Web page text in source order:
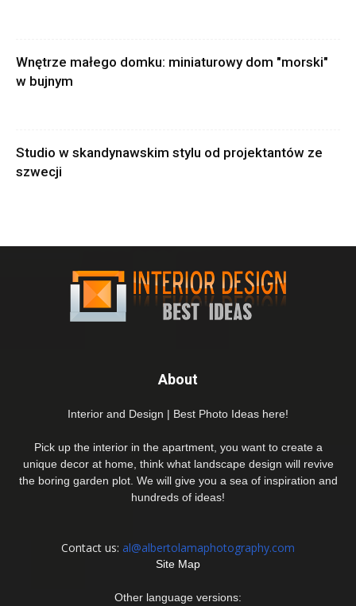
Wnętrze małego domku: miniaturowy dom "morski"
w bujnym
Studio w skandynawskim stylu od projektantów ze
szwecji
About
Interior and Design | Best Photo Ideas here!
Pick up the interior in the apartment, you want to create a
unique decor at home, think what landscape design will revive
the boring garden plot. We will give you a sea of inspiration and
hundreds of ideas!
Contact us: al@albertolamaphotography.com
Site Map
Other language versions: